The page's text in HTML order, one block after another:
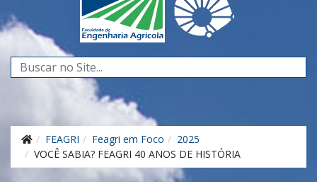
Search
...
FEAGRI Feagri em Foco
2025
VOCÊ SABIA? FEAGRI 40 ANOS DE HISTÓRIA